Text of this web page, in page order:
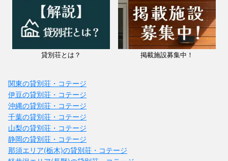
貸別荘とは？ 掲載施設募集中！
関東の貸別荘・コテージ
伊豆の貸別荘・コテージ
沖縄の貸別荘・コテージ
千葉の貸別荘・コテージ
山梨の貸別荘・コテージ
静岡の貸別荘・コテージ
那須エリア(栃木)の貸別荘・コテージ